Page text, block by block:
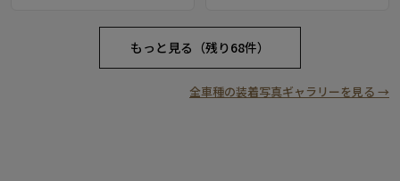
もっと見る（残り68件）
全車種の装着写真ギャラリーを見る →